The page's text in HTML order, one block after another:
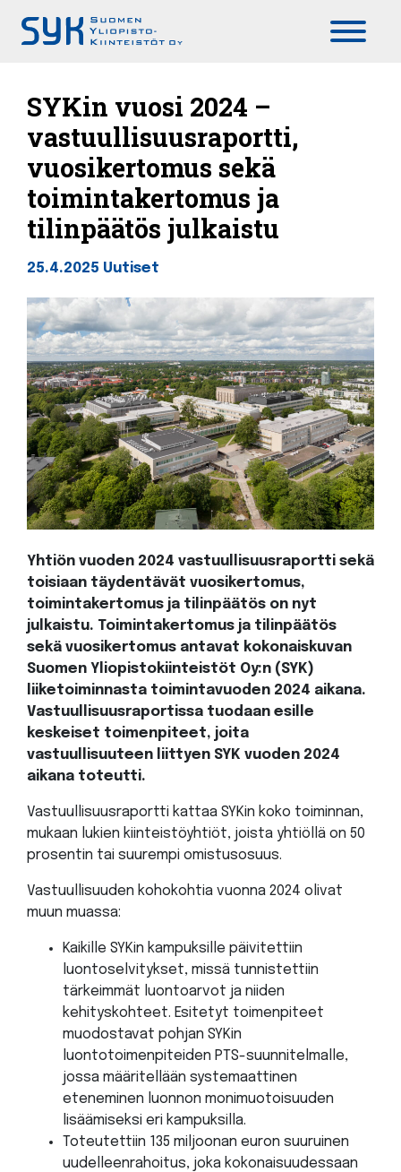
SYKin vuosi 2024 –
vastuullisuusraportti,
vuosikertomus sekä
toimintakertomus ja
tilinpäätös julkaistu
25.4.2025 Uutiset
Yhtiön vuoden 2024 vastuullisuusraportti sekä
toisiaan täydentävät vuosikertomus,
toimintakertomus ja tilinpäätös on nyt
julkaistu. Toimintakertomus ja tilinpäätös
sekä vuosikertomus antavat kokonaiskuvan
Suomen Yliopistokiinteistöt Oy:n (SYK)
liiketoiminnasta toimintavuoden 2024 aikana.
Vastuullisuusraportissa tuodaan esille
keskeiset toimenpiteet, joita
vastuullisuuteen liittyen SYK vuoden 2024
aikana toteutti.
Vastuullisuusraportti kattaa SYKin koko toiminnan,
mukaan lukien kiinteistöyhtiöt, joista yhtiöllä on 50
prosentin tai suurempi omistusosuus.
Vastuullisuuden kohokohtia vuonna 2024 olivat
muun muassa:
Kaikille SYKin kampuksille päivitettiin
luontoselvitykset, missä tunnistettiin
tärkeimmät luontoarvot ja niiden
kehityskohteet. Esitetyt toimenpiteet
muodostavat pohjan SYKin
luontotoimenpiteiden PTS-suunnitelmalle,
jossa määritellään systemaattinen
eteneminen luonnon monimuotoisuuden
lisäämiseksi eri kampuksilla.
Toteutettiin 135 miljoonan euron suuruinen
uudelleenrahoitus, joka kokonaisuudessaan